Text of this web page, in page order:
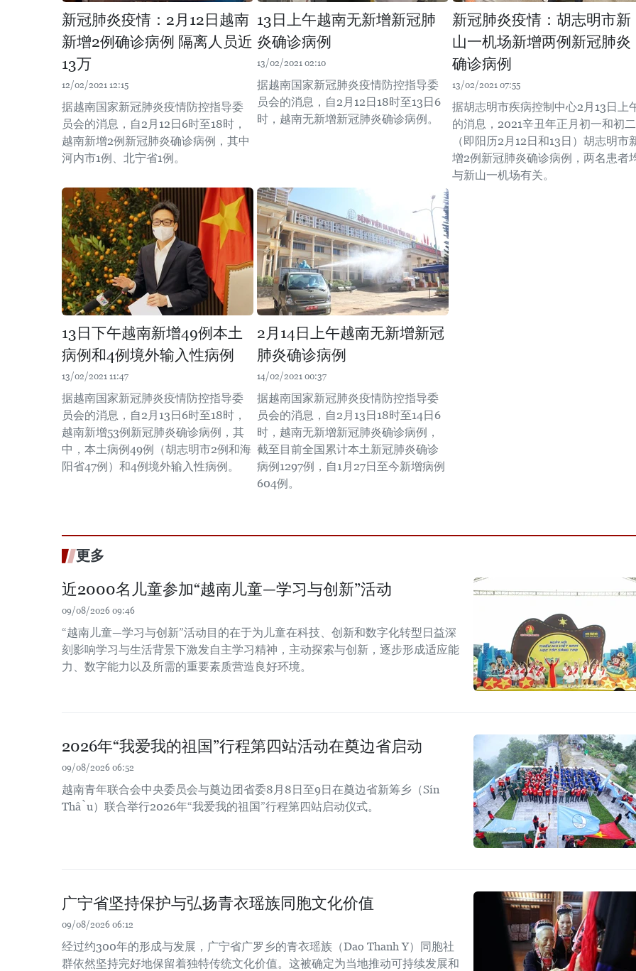
新冠肺炎疫情：2月12日越南
新增2例确诊病例 隔离人员近
13万
12/02/2021 12:15
据越南国家新冠肺炎疫情防控指导委
员会的消息，自2月12日6时至18时，
越南新增2例新冠肺炎确诊病例，其中
河内市1例、北宁省1例。
13日上午越南无新增新冠肺
炎确诊病例
13/02/2021 02:10
据越南国家新冠肺炎疫情防控指导委
员会的消息，自2月12日18时至13日6
时，越南无新增新冠肺炎确诊病例。
新冠肺炎疫情：胡志明市新
山一机场新增两例新冠肺炎
确诊病例
13/02/2021 07:55
据胡志明市疾病控制中心2月13日上
的消息，2021辛丑年正月初一和初二
（即阳历2月12日和13日）胡志明市
增2例新冠肺炎确诊病例，两名患者
与新山一机场有关。
13日下午越南新增49例本土
病例和4例境外输入性病例
13/02/2021 11:47
据越南国家新冠肺炎疫情防控指导委
员会的消息，自2月13日6时至18时，
越南新增53例新冠肺炎确诊病例，其
中，本土病例49例（胡志明市2例和海
阳省47例）和4例境外输入性病例。
2月14日上午越南无新增新冠
肺炎确诊病例
14/02/2021 00:37
据越南国家新冠肺炎疫情防控指导委
员会的消息，自2月13日18时至14日6
时，越南无新增新冠肺炎确诊病例，
截至目前全国累计本土新冠肺炎确诊
病例1297例，自1月27日至今新增病例
604例。
更多
近2000名儿童参加“越南儿童—学习与创新”活动
09/08/2026 09:46
“越南儿童—学习与创新”活动目的在于为儿童在科技、创新和数字化转型日益深
刻影响学习与生活背景下激发自主学习精神，主动探索与创新，逐步形成适应能
力、数字能力以及所需的重要素质营造良好环境。
2026年“我爱我的祖国”行程第四站活动在奠边省启动
09/08/2026 06:52
越南青年联合会中央委员会与奠边团省委8月8日至9日在奠边省新筹乡（Sín
Thầu）联合举行2026年“我爱我的祖国”行程第四站启动仪式。
广宁省坚持保护与弘扬青衣瑶族同胞文化价值
09/08/2026 06:12
经过约300年的形成与发展，广宁省广罗乡的青衣瑶族（Dao Thanh Y）同胞社
群依然坚持完好地保留着独特传统文化价值。这被确定为当地推动可持续发展和